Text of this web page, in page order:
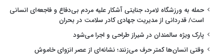
حمله به ورزشگاه لامرد، جنایتی آشکار علیه مردم بی‌دفاع و فاجعه‌ای انسانی
است/ قدردانی از مدیریت جهادی کادر سلامت در بحران
پارک ویژه سالمندان در شیراز طراحی و اجرا می‌شود
وقتی انسان‌ها کمتر حرف می‌زنند؛ نشانه‌ای از عصر انزوای خاموش